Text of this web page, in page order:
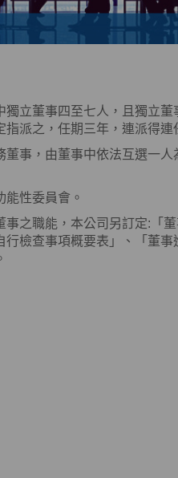
獨立董事四至七人，且獨立
派之，任期三年，連派得連
董事，由董事中依法互選一
性委員會。
之職能，本公司另訂定:「
行檢查事項概要表」、「董